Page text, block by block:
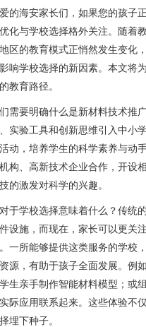
的海安家长们，如果您的孩子
化与学校选择格外关注。随着
区的教育模式正悄然发生变化
响学校选择的新因素。本文将
教育路径。
需要明确什么是新材料技术推
实验工具和创新思维引入中小
动，培养学生的科学素养与动
构、高新技术企业合作，开设
的激发对科学的兴趣。
于学校选择意味着什么？传统
设施，而现在，家长可以更关
一所能够提供这类服务的学校
源，有助于孩子全面发展。例
生亲手制作智能材料模型；或
际应用联系起来。这些体验不
埋下种子。